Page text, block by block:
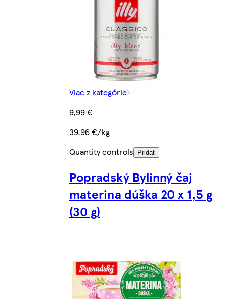
Viac z kategórie
9,99 €
39,96 €/kg
Quantity controls
Pridať
Popradský Bylinný čaj
materina dúška 20 x 1,5 g
(30 g)